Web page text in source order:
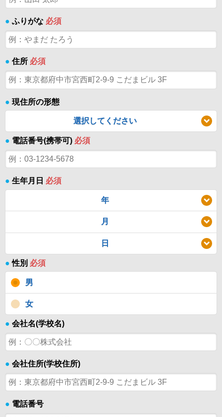
● ふりがな 必須
● 住所 必須
● 現住所の形態
選択してください
● 電話番号(携帯可) 必須
● 生年月日 必須
年
月
日
● 性別 必須
男
女
● 会社名(学校名)
● 会社住所(学校住所)
● 電話番号